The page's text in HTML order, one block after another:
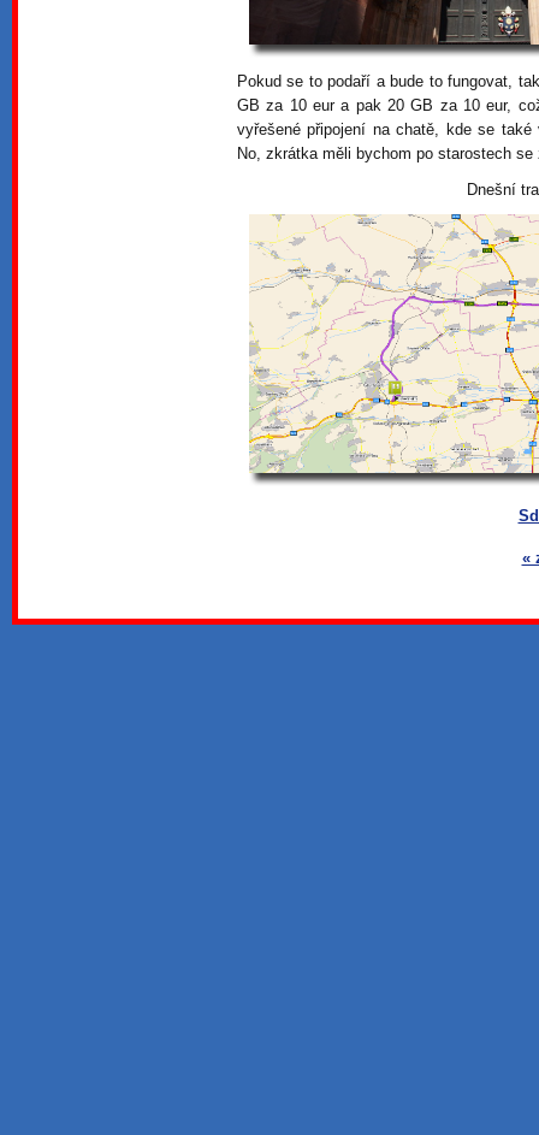
Pokud se to podaří a bude to fungovat,
GB za 10 eur a pak 20 GB za 10 eur,
vyřešené připojení na chatě, kde se
No, zkrátka měli bychom po starostech
Dnešní
«